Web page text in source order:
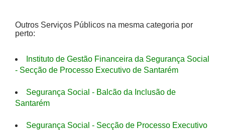
Outros Serviços Públicos na mesma categoria por
perto:
Instituto de Gestão Financeira da Segurança Social
- Secção de Processo Executivo de Santarém
Segurança Social - Balcão da Inclusão de
Santarém
Segurança Social - Secção de Processo Executivo